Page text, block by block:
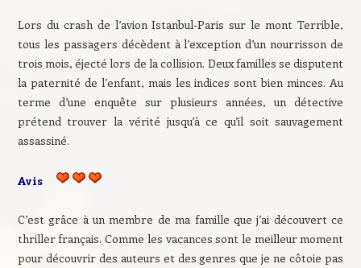
Lors du crash de l’avion Istanbul-Paris sur le mont Terrible,
tous les passagers décèdent à l’exception d’un nourrisson de
trois mois, éjecté lors de la collision. Deux familles se disputent
la paternité de l’enfant, mais les indices sont bien minces. Au
terme d’une enquête sur plusieurs années, un détective
prétend trouver la vérité jusqu’à ce qu’il soit sauvagement
assassiné.
Avis
C’est grâce à un membre de ma famille que j’ai découvert ce
thriller français. Comme les vacances sont le meilleur moment
pour découvrir des auteurs et des genres que je ne côtoie pas